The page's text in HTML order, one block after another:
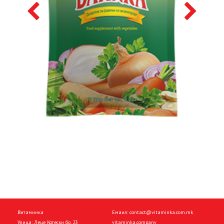
Витаминка
Улица: Леце Котески бр. 23
Емаил: contact@vitaminka.com.mk
vitaminka.company